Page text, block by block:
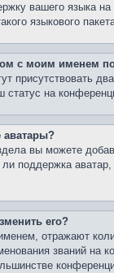
вашего языка
языкового
с моим именем
присутствовать
на
аватары?
вы можете
поддержка
его?
отражают
званий на